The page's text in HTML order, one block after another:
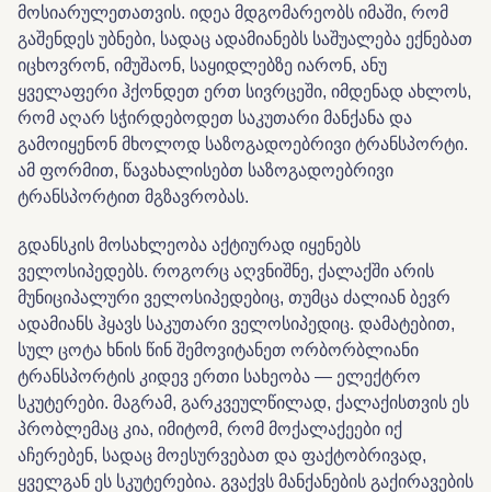
მოსიარულეთათვის. იდეა მდგომარეობს იმაში, რომ
გაშენდეს უბნები, სადაც ადამიანებს საშუალება ექნებათ
იცხოვრონ, იმუშაონ, საყიდლებზე იარონ, ანუ
ყველაფერი ჰქონდეთ ერთ სივრცეში, იმდენად ახლოს,
რომ აღარ სჭირდებოდეთ საკუთარი მანქანა და
გამოიყენონ მხოლოდ საზოგადოებრივი ტრანსპორტი.
ამ ფორმით, წავახალისებთ საზოგადოებრივი
ტრანსპორტით მგზავრობას.
გდანსკის მოსახლეობა აქტიურად იყენებს
ველოსიპედებს. როგორც აღვნიშნე, ქალაქში არის
მუნიციპალური ველოსიპედებიც, თუმცა ძალიან ბევრ
ადამიანს ჰყავს საკუთარი ველოსიპედიც. დამატებით,
სულ ცოტა ხნის წინ შემოვიტანეთ ორბორბლიანი
ტრანსპორტის კიდევ ერთი სახეობა — ელექტრო
სკუტერები. მაგრამ, გარკვეულწილად, ქალაქისთვის ეს
პრობლემაც კია, იმიტომ, რომ მოქალაქეები იქ
აჩერებენ, სადაც მოესურვებათ და ფაქტობრივად,
ყველგან ეს სკუტერებია. გვაქვს მანქანების გაქირავების